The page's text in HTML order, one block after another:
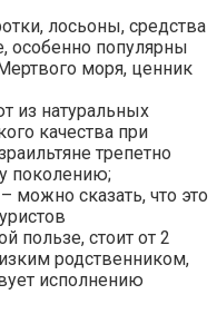
лосьоны, средства
особенно популярны
моря, ценник
из натуральных
качества при
трепетно
поколению;
– можно сказать, что это
пользе, стоит от 2
родственником,
исполнению